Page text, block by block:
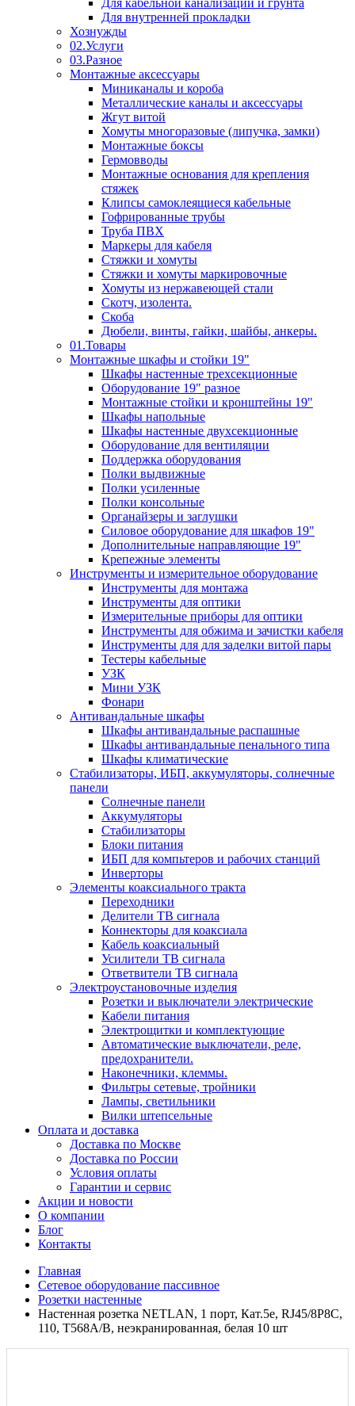
Для кабельной канализации и грунта
Для внутренней прокладки
Хознужды
02.Услуги
03.Разное
Монтажные аксессуары
Миниканалы и короба
Металлические каналы и аксессуары
Жгут витой
Хомуты многоразовые (липучка, замки)
Монтажные боксы
Гермовводы
Монтажные основания для крепления
стяжек
Клипсы самоклеящиеся кабельные
Гофрированные трубы
Труба ПВХ
Маркеры для кабеля
Стяжки и хомуты
Стяжки и хомуты маркировочные
Хомуты из нержавеющей стали
Скотч, изолента.
Скоба
Дюбели, винты, гайки, шайбы, анкеры.
01.Товары
Монтажные шкафы и стойки 19"
Шкафы настенные трехсекционные
Оборудование 19" разное
Монтажные стойки и кронштейны 19"
Шкафы напольные
Шкафы настенные двухсекционные
Оборудование для вентиляции
Поддержка оборудования
Полки выдвижные
Полки усиленные
Полки консольные
Органайзеры и заглушки
Силовое оборудование для шкафов 19"
Дополнительные направляющие 19"
Крепежные элементы
Инструменты и измерительное оборудование
Инструменты для монтажа
Инструменты для оптики
Измерительные приборы для оптики
Инструменты для обжима и зачистки кабеля
Инструменты для для заделки витой пары
Тестеры кабельные
УЗК
Мини УЗК
Фонари
Антивандальные шкафы
Шкафы антивандальные распашные
Шкафы антивандальные пенального типа
Шкафы климатические
Стабилизаторы, ИБП, аккумуляторы, солнечные
панели
Солнечные панели
Аккумуляторы
Стабилизаторы
Блоки питания
ИБП для компьтеров и рабочих станций
Инверторы
Элементы коаксиального тракта
Переходники
Делители ТВ сигнала
Коннекторы для коаксиала
Кабель коаксиальный
Усилители ТВ сигнала
Ответвители ТВ сигнала
Электроустановочные изделия
Розетки и выключатели электрические
Кабели питания
Электрощитки и комплектующие
Автоматические выключатели, реле,
предохранители.
Наконечники, клеммы.
Фильтры сетевые, тройники
Лампы, светильники
Вилки штепсельные
Оплата и доставка
Доставка по Москве
Доставка по России
Условия оплаты
Гарантии и сервис
Акции и новости
О компании
Блог
Контакты
Главная
Сетевое оборудование пассивное
Розетки настенные
Настенная розетка NETLAN, 1 порт, Кат.5e, RJ45/8P8C,
110, T568A/B, неэкранированная, белая 10 шт